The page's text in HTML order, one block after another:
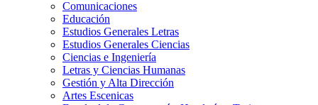
Comunicaciones
Educación
Estudios Generales Letras
Estudios Generales Ciencias
Ciencias e Ingeniería
Letras y Ciencias Humanas
Gestión y Alta Dirección
Artes Escenicas